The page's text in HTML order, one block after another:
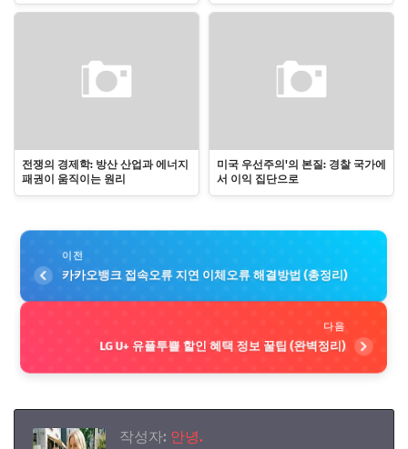
전쟁의 경제학: 방산 산업과 에너지
패권이 움직이는 원리
미국 우선주의'의 본질: 경찰 국가에
서 이익 집단으로
이전
카카오뱅크 접속오류 지연 이체오류 해결방법 (총정리)
다음
LG U+ 유플투쁠 할인 혜택 정보 꿀팁 (완벽정리)
작성자: 안녕.